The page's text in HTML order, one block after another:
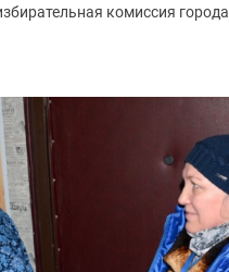
комиссия города